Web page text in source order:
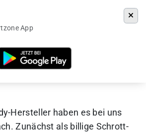
Seite 38
Hersteller haben es bei uns
Zunächst als billige Schrott-
App